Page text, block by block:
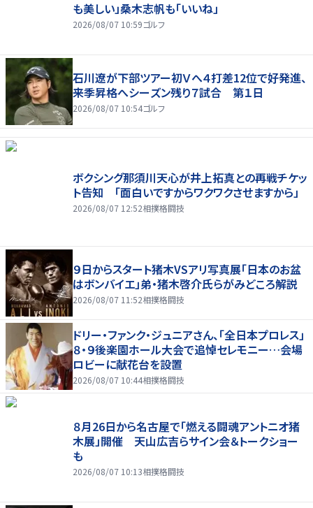
も美しい」桑木志帆も「いいね」
2026/08/07 10:59ゴルフ
石川遼が下部ツアー初Ｖへ４打差12位で好発進、
来季昇格へシーズン残り７試合 第１日
2026/08/07 10:54ゴルフ
ボクシング那須川天心が井上拓真との再戦チケッ
ト告知 「面白いですからワクワクさせますから」
2026/08/07 12:52相撲格闘技
９日からスタート猪木VSアリ写真展「日本のお盆
はボンバイエ」弟・猪木啓介氏らがみどころ解説
2026/08/07 11:52相撲格闘技
ドリー・ファンク・ジュニアさん、「全日本プロレス」
８・９後楽園ホール大会で追悼セレモニー…会場
ロビーに献花台を設置
2026/08/07 10:44相撲格闘技
８月26日から名古屋で「燃える闘魂アントニオ猪
木展」開催 天山広吉らサイン会＆トークショー
も
2026/08/07 10:13相撲格闘技